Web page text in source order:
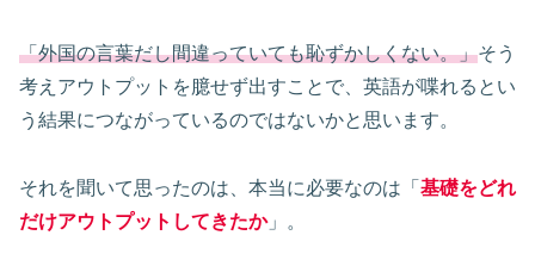
「外国の言葉だし間違っていても恥ずかしくない。」そう
考えアウトプットを臆せず出すことで、英語が喋れるとい
う結果につながっているのではないかと思います。
それを聞いて思ったのは、本当に必要なのは「 基礎をどれ
だけアウトプットしてきたか」。